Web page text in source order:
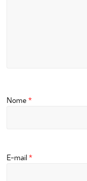
Nome*
E-mail*